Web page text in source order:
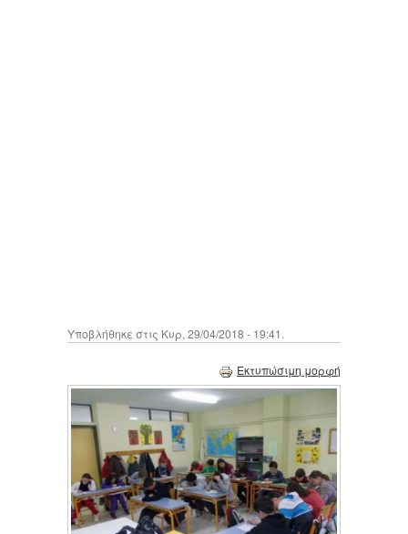
Υποβλήθηκε στις Κυρ, 29/04/2018 - 19:41.
Εκτυπώσιμη μορφή